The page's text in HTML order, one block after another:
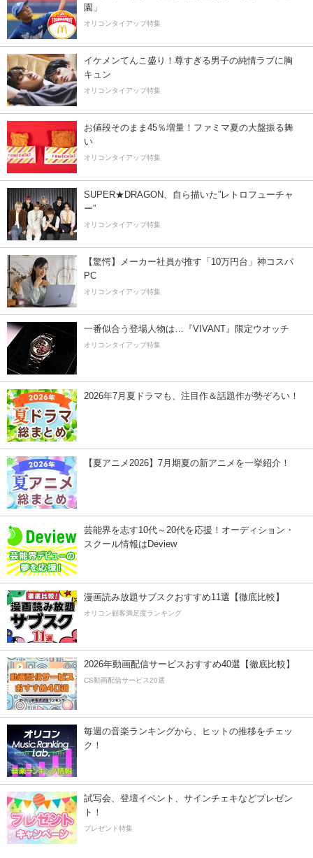
園」
オリコンタイアップ特集
イケメンてんこ盛り！尊すぎる男子の純情ラブに胸
キュン
オリコンタイアップ特集
お値段そのまま45％増量！ファミマ夏の大盤振る舞
い
オリコンタイアップ特集
SUPER★DRAGON、自ら描いた”レトロフューチャ
ー”
オリコンタイアップ特集
【驚愕】メーカー社員が推す「10万円台」神コスパ
PC
オリコンタイアップ特集
一番似合う登場人物は…『VIVANT』限定ウオッチ
オリコンタイアップ特集
2026年7月夏ドラマも、注目作＆話題作が勢ぞろい！
【夏アニメ2026】7月期夏の新アニメを一挙紹介！
芸能界を志す10代～20代を応援！オーディション・
スクール情報はDeview
漫画読み放題サブスクおすすめ11選【徹底比較】
オリコン顧客満足度ランキング
2026年動画配信サービスおすすめ40選【徹底比較】
CS動画配信サービス20選
毎週の音楽ランキングから、ヒットの推移をチェッ
ク！
試写会、登壇イベント、サインチェキなどプレゼン
ト！
プレゼント特集